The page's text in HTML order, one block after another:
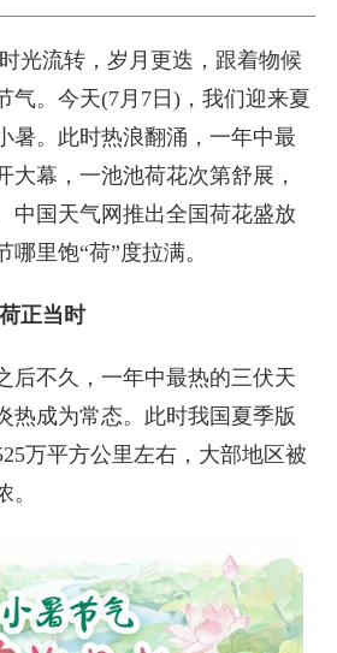
光流转，岁月更迭，跟着物候
气。今天(7月7日)，我们迎来夏
。此时热浪翻涌，一年中最
大幕，一池池荷花次第舒展，
中国天气网推出全国荷花盛放
里饱“荷”度拉满。
正当时
后不久，一年中最热的三伏天
热成为常态。此时我国夏季版
万平方公里左右，大部地区被